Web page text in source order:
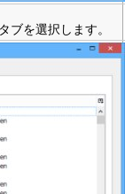
ブを選択します。